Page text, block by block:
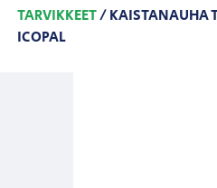
TARVIKKEET/ KAISTANAUHA
ICOPAL